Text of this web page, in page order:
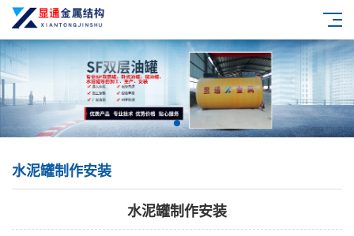
水泥罐制作安装
水泥罐制作安装